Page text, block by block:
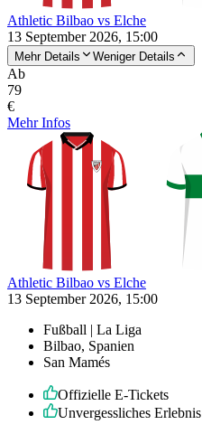
Athletic Bilbao vs Elche
13 September 2026, 15:00
Mehr Details Weniger Details
Ab
79
€
Mehr Infos
Athletic Bilbao vs Elche
13 September 2026, 15:00
Fußball | La Liga
Bilbao, Spanien
San Mamés
Offizielle E-Tickets
Unvergessliches Erlebnis